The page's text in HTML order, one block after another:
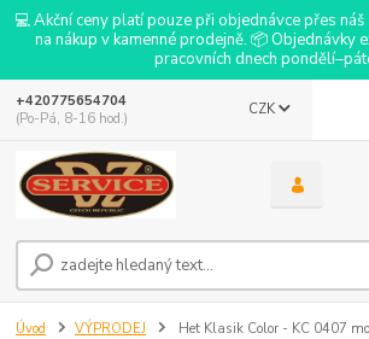
💻 Akční ceny platí pouze při objednávce přes
na nákup v kamenné prodejně. 📦 Objednávky
pracovních dnech
CZK
+420775654704
(Po-Pá, 8-16 hod.)
Úvod VÝPRODEJ Het Klasik Color - KC 0407